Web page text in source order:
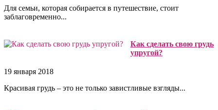
Для семьи, которая собирается в путешествие, стоит
заблаговременно...
Как сделать свою грудь
упругой?
19 января 2018
Красивая грудь – это не только завистливые взгляды...